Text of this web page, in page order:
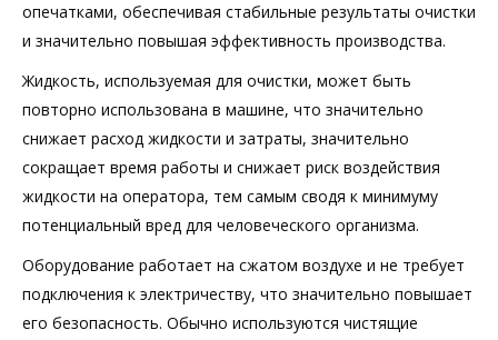
опечатками, обеспечивая стабильные результаты очистки
и значительно повышая эффективность производства.
Жидкость, используемая для очистки, может быть
повторно использована в машине, что значительно
снижает расход жидкости и затраты, значительно
сокращает время работы и снижает риск воздействия
жидкости на оператора, тем самым сводя к минимуму
потенциальный вред для человеческого организма.
Оборудование работает на сжатом воздухе и не требует
подключения к электричеству, что значительно повышает
его безопасность. Обычно используются чистящие